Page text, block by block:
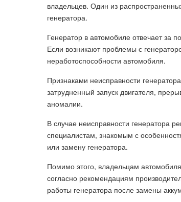
владельцев. Один из
генератора.
Генератор в автомобиле отвечает за
Если возникают проблемы с
неработоспособности автомобиля.
Признаками неисправности
затрудненный запуск двигателя,
аномалии.
В случае неисправности генератора
специалистам, знакомым с
или замену генератора.
Помимо этого, владельцам
согласно рекомендациям
работы генератора после замены